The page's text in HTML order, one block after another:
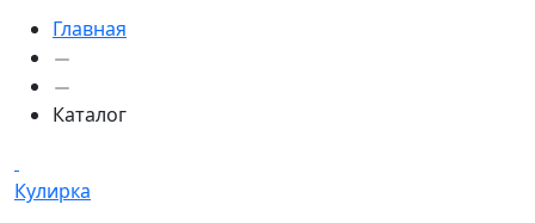
Главная
Каталог
Кулирка